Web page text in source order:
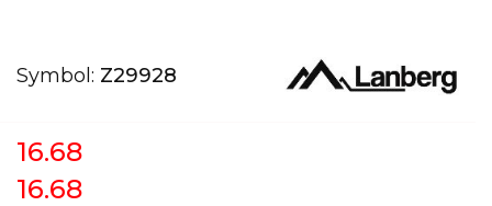
Symbol: Z29928
16.68
16.68